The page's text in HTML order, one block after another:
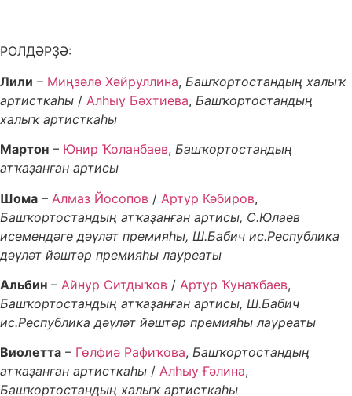
РОЛДӘРҘӘ:
Лили – Миңзәлә Хәйруллина, Башҡортостандың халыҡ
артисткаһы / Алһыу Бәхтиева, Башҡортостандың
халыҡ артисткаһы
Мартон – Юнир Ҡоланбаев, Башҡортостандың
атҡаҙанған артисы
Шома – Алмаз Йосопов / Артур Кәбиров,
Башҡортостандың атҡаҙанған артисы, С.Юлаев
исемендәге дәүләт премияһы, Ш.Бабич ис.Республика
дәүләт йәштәр премияһы лауреаты
Альбин – Айнур Ситдыҡов / Артур Ҡунаҡбаев,
Башҡортостандың атҡаҙанған артисы, Ш.Бабич
ис.Республика дәүләт йәштәр премияһы лауреаты
Виолетта – Гөлфиә Рафиҡова, Башҡортостандың
атҡаҙанған артисткаһы / Алһыу Ғәлина,
Башҡортостандың халыҡ артисткаһы